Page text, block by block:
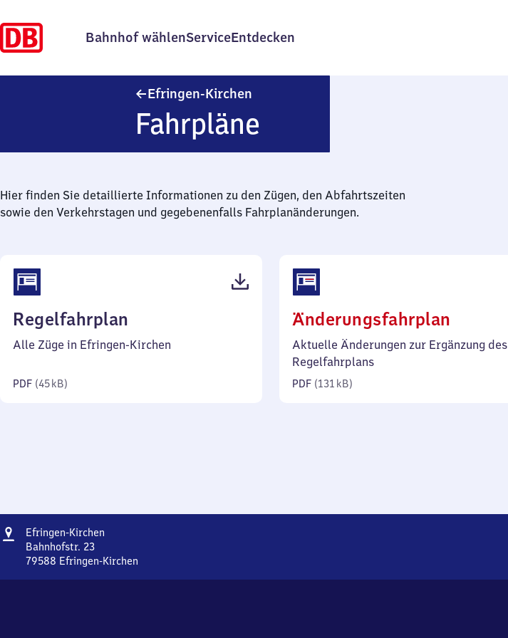
Bahnhof wählenServiceEntdecken
Efringen-Kirchen
Fahrpläne
Hier finden Sie detaillierte Informationen zu den Zügen, den Abfahrtszeiten
sowie den Verkehrstagen und gegebenenfalls Fahrplanänderungen.
Regelfahrplan
45
Alle Züge in Efringen-Kirchen
PDF (45 kB)
Änderungsfahrplan
131
Aktuelle Änderungen zur Ergänzung des
Regelfahrplans
PDF (131 kB)
Adresse
Efringen-Kirchen
Bahnhofstr. 23
79588 Efringen-Kirchen